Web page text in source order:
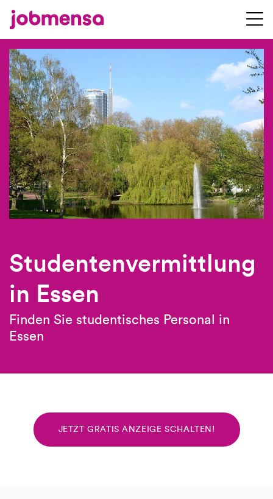
Studentenvermittlung
in Essen
Finden Sie studentisches Personal in
Essen
JETZT GRATIS ANZEIGE SCHALTEN!